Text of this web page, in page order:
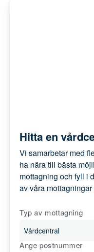
Hitta en
Vi samarbetar
alltid ska ha nära
typ av mottagning
närmast dig.
Typ av mottagning